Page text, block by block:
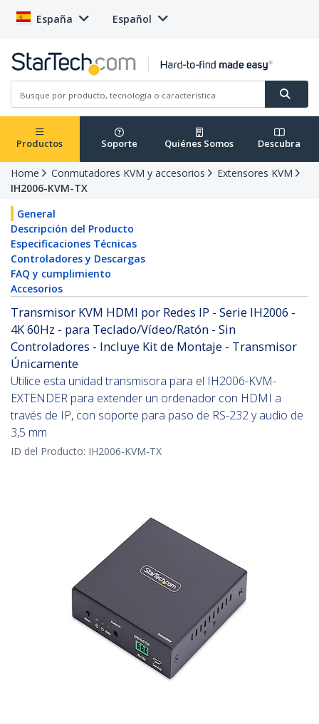
España Español
Productos Soporte Quiénes Somos Descubra
Home Conmutadores KVM y accesorios
Extensores KVM
IH2006-KVM-TX
General
Descripción del Producto
Especificaciones Técnicas
Controladores y Descargas
FAQ y cumplimiento
Accesorios
Transmisor KVM HDMI por Redes IP - Serie IH2006 -
4K 60Hz - para Teclado/Vídeo/Ratón - Sin
Controladores - Incluye Kit de Montaje - Transmisor
Únicamente
Utilice esta unidad transmisora para el IH2006-KVM-
EXTENDER para extender un ordenador con HDMI a
través de IP, con soporte para paso de RS-232 y audio de
3,5 mm
ID del Producto: IH2006-KVM-TX